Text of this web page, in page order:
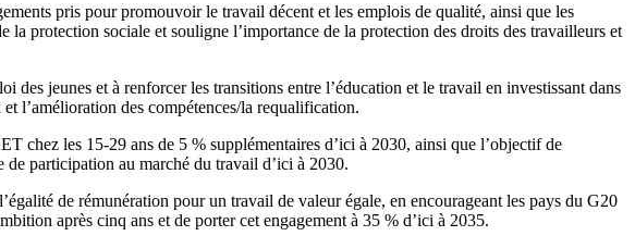
pris pour promouvoir le travail décent et les emplois de qualité, ainsi que les
protection sociale et souligne l’importance de la protection des droits des travailleurs et
des jeunes et à renforcer les transitions entre l’éducation et le travail en investissant dans
l’amélioration des compétences/la requalification.
chez les 15-29 ans de 5 % supplémentaires d’ici à 2030, ainsi que l’objectif de
participation au marché du travail d’ici à 2030.
de rémunération pour un travail de valeur égale, en encourageant les pays du G20
après cinq ans et de porter cet engagement à 35 % d’ici à 2035.